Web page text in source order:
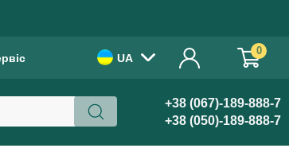
UA
0
+38 (067)-189-888-7
+38 (050)-189-888-7